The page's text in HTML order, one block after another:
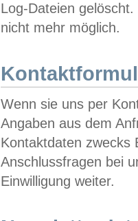
Log-Dateien
nicht mehr möglich.
Wenn sie uns per
Angaben aus dem
Kontaktdaten zwecks
Anschlussfragen bei
Einwilligung weiter.